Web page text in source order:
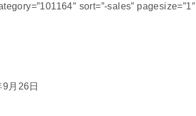
sort=”-sales” pagesize=”1″
月26日